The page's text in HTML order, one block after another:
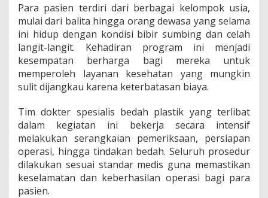
Para pasien terdiri dari berbagai kelompok usia,
mulai dari balita hingga orang dewasa yang selama
ini hidup dengan kondisi bibir sumbing dan celah
langit-langit. Kehadiran program ini menjadi
kesempatan berharga bagi mereka untuk
memperoleh layanan kesehatan yang mungkin
sulit dijangkau karena keterbatasan biaya.
Tim dokter spesialis bedah plastik yang terlibat
dalam kegiatan ini bekerja secara intensif
melakukan serangkaian pemeriksaan, persiapan
operasi, hingga tindakan bedah. Seluruh prosedur
dilakukan sesuai standar medis guna memastikan
keselamatan dan keberhasilan operasi bagi para
pasien.